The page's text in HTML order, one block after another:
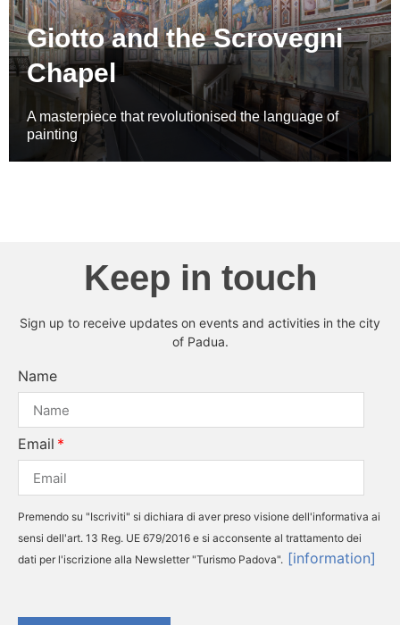
Giotto and the Scrovegni
Chapel
A masterpiece that revolutionised the language of
painting
Keep in touch
Sign up to receive updates on events and activities in the city
of Padua.
Name
Email
Premendo su "Iscriviti" si dichiara di aver preso visione dell'informativa ai
sensi dell'art. 13 Reg. UE 679/2016 e si acconsente al trattamento dei
dati per l'iscrizione alla Newsletter "Turismo Padova". [information]